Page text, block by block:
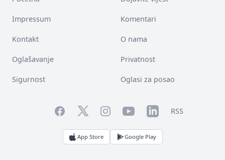
Impressum Komentari
Kontakt O nama
Oglašavanje Privatnost
Sigurnost Oglasi za posao
FacebookTwitterInstagramYouTubeLinkedInRSS
App Store Google Play